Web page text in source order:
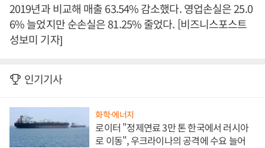
2019년과 비교해 매출 63.54% 감소했다. 영업손실은 25.0
6% 늘었지만 순손실은 81.25% 줄었다. [비즈니스포스트
성보미 기자]
인기기사
화학·에너지
로이터 "정제연료 3만 톤 한국에서 러시아
로 이동", 우크라이나의 공격에 수요 늘어